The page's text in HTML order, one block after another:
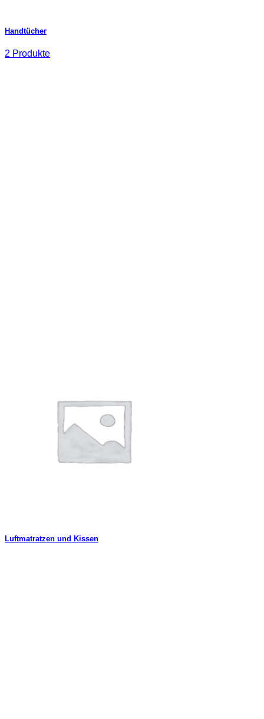
Handtücher
2 Produkte
Luftmatratzen und Kissen